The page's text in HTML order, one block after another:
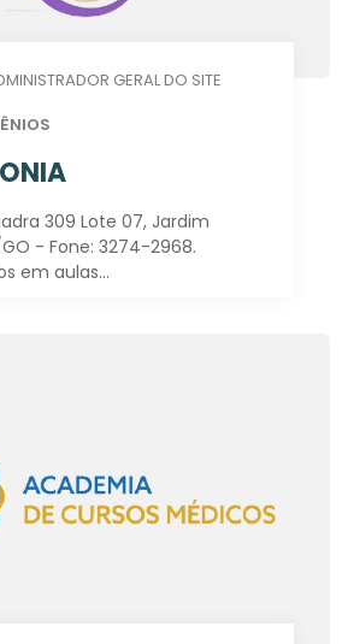
GERAL DO SITE
309 Lote 07, Jardim
- Fone: 3274-2968.
em aulas…